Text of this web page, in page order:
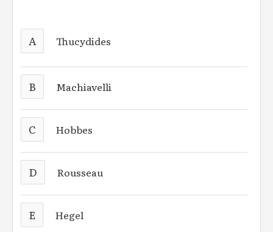
A Thucydides
B Machiavelli
C Hobbes
D Rousseau
E Hegel